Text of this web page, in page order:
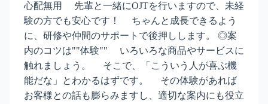
心配無用 先輩と一緒にOJTを行いますので、未経
験の方でも安心です！ ちゃんと成長できるよう
に、研修や仲間のサポートで後押しします。 ◎案
内のコツは""体験"" いろいろな商品やサービスに
触れましょう。 そこで、「こういう人が喜ぶ機
能だな」とわかるはずです。 その体験があれば
お客様との話も膨らみますし、適切な案内にも役立